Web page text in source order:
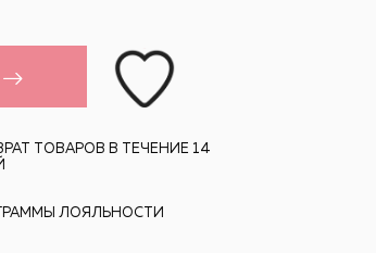
ТОВАРОВ В ТЕЧЕНИЕ 14
ЛОЯЛЬНОСТИ